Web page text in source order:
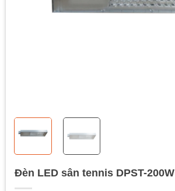
Đèn LED sân tennis DPST-200W